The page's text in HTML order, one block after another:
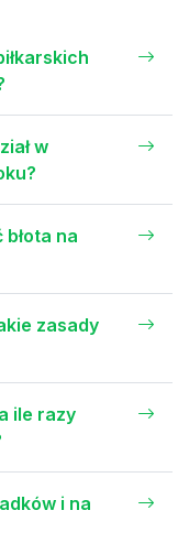
w
na
zasady
ile razy
i na